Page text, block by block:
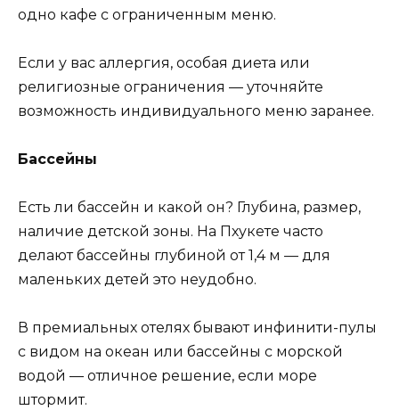
одно кафе с ограниченным меню.
Если у вас аллергия, особая диета или
религиозные ограничения — уточняйте
возможность индивидуального меню заранее.
Бассейны
Есть ли бассейн и какой он? Глубина, размер,
наличие детской зоны. На Пхукете часто
делают бассейны глубиной от 1,4 м — для
маленьких детей это неудобно.
В премиальных отелях бывают инфинити-пулы
с видом на океан или бассейны с морской
водой — отличное решение, если море
штормит.